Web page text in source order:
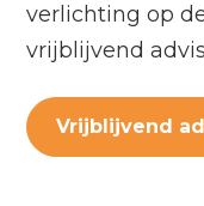
verlichting op
vrijblijvend
Vrijblijvend